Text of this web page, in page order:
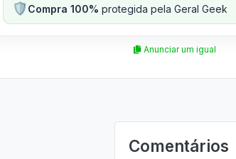
🛡️Compra 100% protegida pela Geral Geek
Anunciar um igual
Comentários